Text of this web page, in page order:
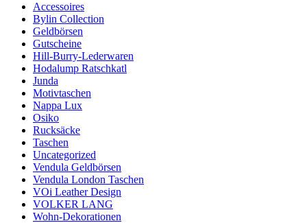
Accessoires
Bylin Collection
Geldbörsen
Gutscheine
Hill-Burry-Lederwaren
Hodalump Ratschkatl
Junda
Motivtaschen
Nappa Lux
Osiko
Rucksäcke
Taschen
Uncategorized
Vendula Geldbörsen
Vendula London Taschen
VOi Leather Design
VOLKER LANG
Wohn-Dekorationen